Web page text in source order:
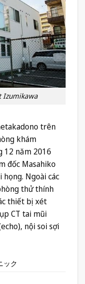
Izumikawa
trên
khám
12 năm 2016
đốc Masahiko
Ngoài các
thử thính
thiết bị xét
CT tai mũi
nội soi sợi
ック